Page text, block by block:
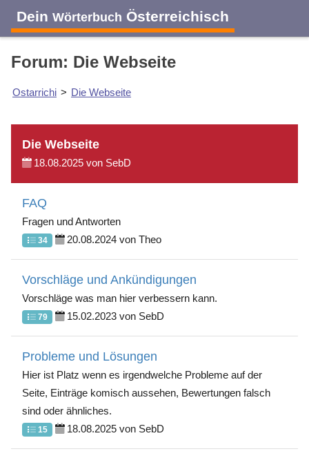
Dein Wörterbuch Österreichisch
Forum: Die Webseite
Ostarrichi > Die Webseite
Die Webseite
18.08.2025 von SebD
FAQ
Fragen und Antworten
34 20.08.2024 von Theo
Vorschläge und Ankündigungen
Vorschläge was man hier verbessern kann.
79 15.02.2023 von SebD
Probleme und Lösungen
Hier ist Platz wenn es irgendwelche Probleme auf der
Seite, Einträge komisch aussehen, Bewertungen falsch
sind oder ähnliches.
15 18.08.2025 von SebD